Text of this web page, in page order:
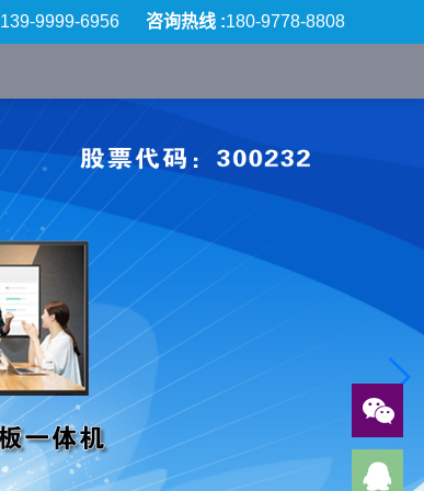
139-9999-6956 咨询热线 :180-9778-8808